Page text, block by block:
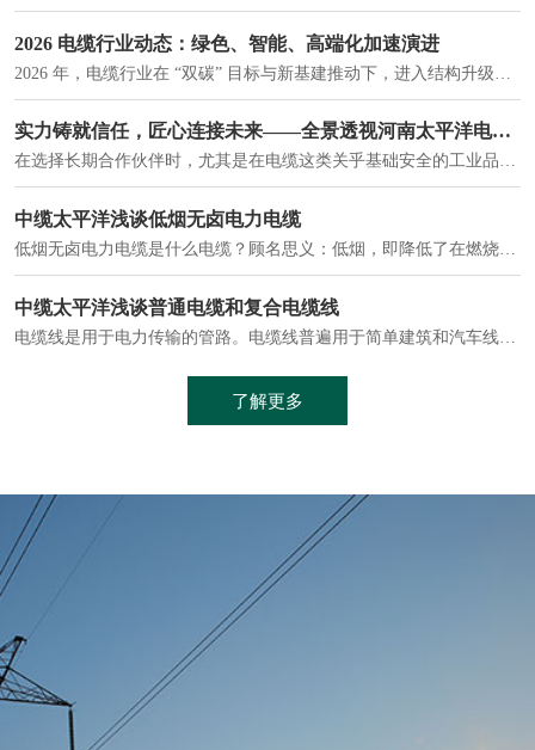
大清晰趋势，市场格局持续优化。
2026 电缆行业动态：绿色、智能、高端化加速演进
实力铸就信任，匠心连接未来——全景透视河南太平洋电缆厂
在选择长期合作伙伴时，尤其是在电缆这类关乎基础安全的工业品上，供应商的“内在实力”远比一纸报价单更重要。今天，我们邀请您“云参观”河南太平洋电缆厂，透过每一个细节，看我们如何将“可靠”二字，铸入每一米电缆。
中缆太平洋浅谈低烟无卤电力电缆
低烟无卤电力电缆是什么电缆？顾名思义：低烟，即降低了在燃烧时有害物体的产生；卤素对于人体来说是一种有毒气体，无卤就是没有毒气体的释放，通常是针对电缆遇火灾时而言的。低烟无卤电力电缆又可以称之为环保电缆，低烟无卤电缆大多数用于医院和对环境卫生要求比较严格的地方。
中缆太平洋浅谈普通电缆和复合电缆线
电缆线是用于电力传输的管路。电缆线普遍用于简单建筑和汽车线材，作为能源输送缆线，电缆线的复杂结构勿庸置疑。根据目标功能，电缆线具有以下一些特点：建筑用和车用线材要求轻质、大批量生产、价格低廉、具有相当的电学和力学性能和长时间的耐老化性能；工业用线材必须具有符合客户要求的性能；
了解更多